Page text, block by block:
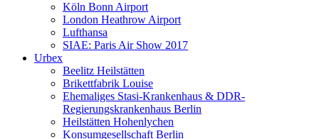
Köln Bonn Airport
London Heathrow Airport
Lufthansa
SIAE: Paris Air Show 2017
Urbex
Beelitz Heilstätten
Brikettfabrik Louise
Ehemaliges Stasi-Krankenhaus & DDR-
Regierungskrankenhaus Berlin
Heilstätten Hohenlychen
Konsumgesellschaft Berlin